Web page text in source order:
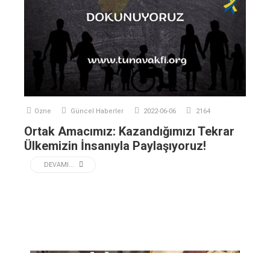
Ozne Güncel Haberler 2022-06-06 2164
Ortak Amacımız: Kazandığımızı Tekrar
Ülkemizin İnsanıyla Paylaşıyoruz!
DEVAMI...